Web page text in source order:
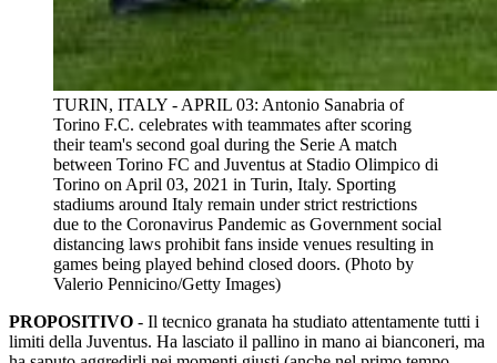
TURIN, ITALY - APRIL 03: Antonio Sanabria of
Torino F.C. celebrates with teammates after scoring
their team's second goal during the Serie A match
between Torino FC and Juventus at Stadio Olimpico di
Torino on April 03, 2021 in Turin, Italy. Sporting
stadiums around Italy remain under strict restrictions
due to the Coronavirus Pandemic as Government social
distancing laws prohibit fans inside venues resulting in
games being played behind closed doors. (Photo by
Valerio Pennicino/Getty Images)
PROPOSITIVO - Il tecnico granata ha studiato attentamente tutti i
limiti della Juventus. Ha lasciato il pallino in mano ai bianconeri, ma